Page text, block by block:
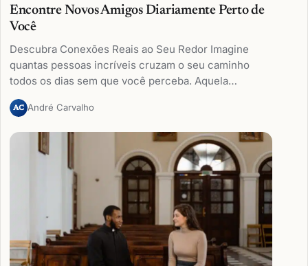
Encontre Novos Amigos Diariamente Perto de
Você
Descubra Conexões Reais ao Seu Redor Imagine
quantas pessoas incríveis cruzam o seu caminho
todos os dias sem que você perceba. Aquela…
AC André Carvalho